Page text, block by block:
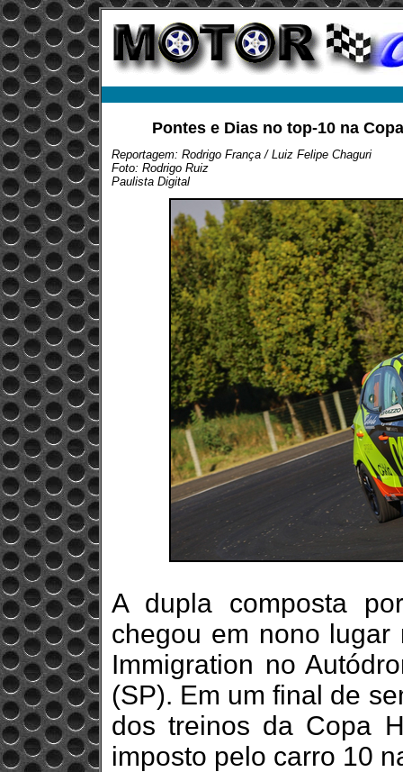
Pontes e Dias no top-10 na
Reportagem: Rodrigo França / Luiz Felipe Chaguri
Foto: Rodrigo Ruiz
Paulista Digital
A dupla composta
chegou em nono
Immigration no
(SP). Em um final de
dos treinos da Copa
imposto pelo carro 10